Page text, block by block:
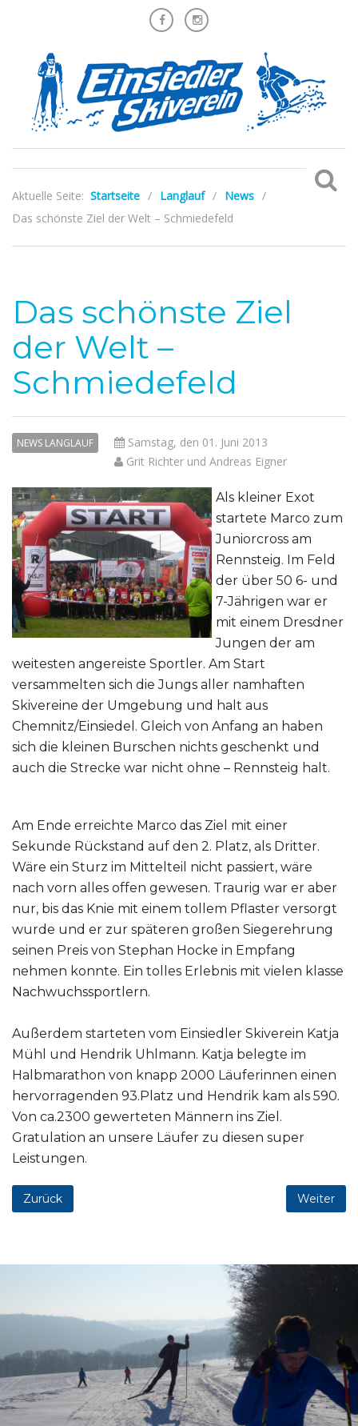
Aktuelle Seite: Startseite / Langlauf / News /
Das schönste Ziel der Welt – Schmiedefeld
Das schönste Ziel
der Welt –
Schmiedefeld
NEWS LANGLAUF
Samstag, den 01. Juni 2013
Grit Richter und Andreas Eigner
Als kleiner Exot
startete Marco zum
Juniorcross am
Rennsteig. Im Feld
der über 50 6- und
7-Jährigen war er
mit einem Dresdner
Jungen der am
weitesten angereiste Sportler. Am Start
versammelten sich die Jungs aller namhaften
Skivereine der Umgebung und halt aus
Chemnitz/Einsiedel. Gleich von Anfang an haben
sich die kleinen Burschen nichts geschenkt und
auch die Strecke war nicht ohne – Rennsteig halt.
Am Ende erreichte Marco das Ziel mit einer
Sekunde Rückstand auf den 2. Platz, als Dritter.
Wäre ein Sturz im Mittelteil nicht passiert, wäre
nach vorn alles offen gewesen. Traurig war er aber
nur, bis das Knie mit einem tollem Pflaster versorgt
wurde und er zur späteren großen Siegerehrung
seinen Preis von Stephan Hocke in Empfang
nehmen konnte. Ein tolles Erlebnis mit vielen klasse
Nachwuchssportlern.
Außerdem starteten vom Einsiedler Skiverein Katja
Mühl und Hendrik Uhlmann. Katja belegte im
Halbmarathon von knapp 2000 Läuferinnen einen
hervorragenden 93.Platz und Hendrik kam als 590.
Von ca.2300 gewerteten Männern ins Ziel.
Gratulation an unsere Läufer zu diesen super
Leistungen.
Zurück Weiter